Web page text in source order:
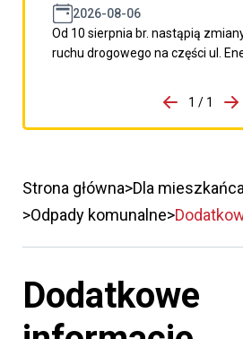
2026-08-06
Od 10 sierpnia br. nastąpią
ruchu drogowego na części ul.
porzpedniego komunikatu
1 / 1
Strona główna Dla mieszkańca
Odpady komunalne
Dodatkowe